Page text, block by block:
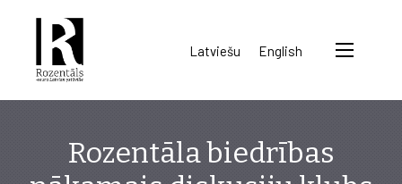
Rozentāls-
seura
Latviešu English
Rozentāla biedrības